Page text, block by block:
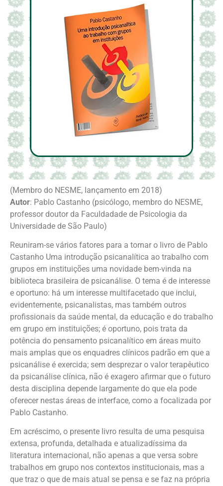
(Membro do NESME, lançamento em 2018)
Autor: Pablo Castanho (psicólogo, membro do NESME,
professor doutor da Faculdadade de Psicologia da
Universidade de São Paulo)
Reuniram-se vários fatores para a tornar o livro de Pablo
Castanho Uma introdução psicanalítica ao trabalho com
grupos em instituições uma novidade bem-vinda na
biblioteca brasileira de psicanálise. O tema é de interesse
e oportuno: há um interesse multifacetado que inclui,
evidentemente, psicanalistas, mas também outros
profissionais da saúde mental, da educação e do trabalho
em grupo em instituições; é oportuno, pois trata da
potência do pensamento psicanalítico em áreas muito
mais amplas que os enquadres clínicos padrão em que a
psicanálise é exercida; sem desprezar o valor terapêutico
da psicanálise clínica, não é exagero afirmar que o futuro
desta disciplina depende largamente do que ela pode
oferecer nestas áreas de interface, como a focalizada por
Pablo Castanho.
Em acréscimo, o presente livro resulta de uma pesquisa
extensa, profunda, detalhada e atualizadíssima da
literatura internacional, não apenas a que versa sobre
trabalhos em grupo nos contextos institucionais, mas a
que traz o que de mais atual se pensa e se faz na própria